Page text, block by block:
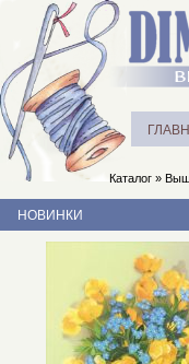
Каталог »
НОВИНКИ